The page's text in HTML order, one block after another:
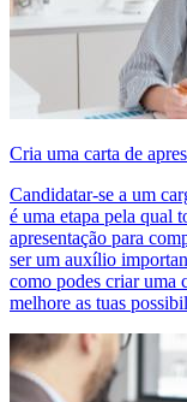
Cria uma carta de
Candidatar-se a um
é uma etapa pela qual
apresentação para
ser um auxílio
como podes criar uma
melhore as tuas